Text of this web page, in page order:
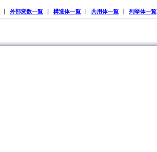
外部変数一覧 構造体一覧 共用体一覧 列挙体一覧